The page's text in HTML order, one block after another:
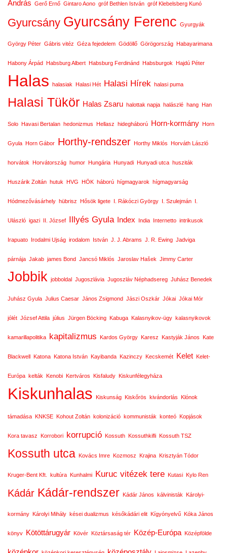
András Gerő Ernő Gintaro Aono gróf Bethlen István gróf Klebelsberg Kunó
Gyurcsány Gyurcsány Ferenc Gyurgyák
György Péter Gábris vitéz Géza fejedelem Gödöllő Görögország Habayarimana
Habony Árpád Habsburg Albert Habsburg Ferdinánd Habsburgok Hajdú Péter
Halas halasiak Halasi Hét Halasi Hírek halasi puma
Halasi Tükör Halas Zsaru halottak napja halászlé hang Han
Solo Havasi Bertalan hedonizmus Hellasz hidegháború Horn-kormány Horn
Gyula Horn Gábor Horthy-rendszer Horthy Miklós Horváth László
horvátok Horvátország humor Hungária Hunyadi Hunyadi utca husziták
Huszárik Zoltán hutuk HVG HÖK háború hígmagyarok hígmagyarság
Hódmezővásárhely hübrisz Hősök ligete I. Rákóczi György I. Szulejmán I.
Ulászló igazi II. József Illyés Gyula Index India Internetto intrikusok
Irapuato Irodalmi Ujság irodalom István J. J. Abrams J. R. Ewing Jadviga
párnája Jakab james Bond Jancsó Miklós Jaroslav Hašek Jimmy Carter
Jobbik jobboldal Jugoszlávia Jugoszláv Néphadsereg Juhász Benedek
Juhász Gyula Julius Caesar János Zsigmond Jászi Oszkár Jókai Jókai Mór
jólét József Attila július Jürgen Böcking Kabuga Kalasnyikov-ügy kalasnyikovok
kamarillapolitika kapitalizmus Kardos György Karesz Kastyják János Kate
Blackwell Katona Katona István Kayibanda Kazinczy Kecskemét Kelet Kelet-
Európa kelták Kenobi Kertváros Kisfaludy Kiskunfélegyháza
Kiskunhalas Kiskunság Kiskőrös kivándorlás Klónok
támadása KNKSE Kohout Zoltán kolonizáció kommunisták konteó Kopjások
Kora tavasz Korrobori korrupció Kossuth Kossuthkifli Kossuth TSZ
Kossuth utca Kovács Imre Kozmosz Krajina Krisztyán Tódor
Kruger-Bent Kft. kultúra Kunhalmi Kuruc vitézek tere Kutasi Kylo Ren
Kádár Kádár-rendszer Kádár János kálvinisták Károlyi-
kormány Károlyi Mihály kései dualizmus későkádári elit Kígyónyelvű Kóka János
könyv Kötöttárugyár Kövér Köztársaság tér Közép-Európa Középfölde